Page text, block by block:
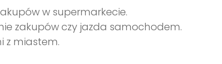
w supermarkecie.
zakupów czy jazda samochodem.
z miastem.